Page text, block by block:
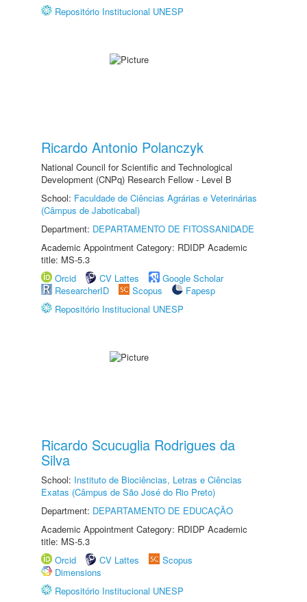
Repositório Institucional UNESP
Ricardo Antonio Polanczyk
National Council for Scientific and Technological
Development (CNPq) Research Fellow - Level B
School: Faculdade de Ciências Agrárias e Veterinárias
(Câmpus de Jaboticabal)
Department: DEPARTAMENTO DE FITOSSANIDADE
Academic Appointment Category: RDIDP Academic
title: MS-5.3
Orcid
CV Lattes
Google Scholar
ResearcherID
Scopus
Fapesp
Repositório Institucional UNESP
Ricardo Scucuglia Rodrigues da
Silva
School: Instituto de Biociências, Letras e Ciências
Exatas (Câmpus de São José do Rio Preto)
Department: DEPARTAMENTO DE EDUCAÇÃO
Academic Appointment Category: RDIDP Academic
title: MS-5.3
Orcid
CV Lattes
Scopus
Dimensions
Repositório Institucional UNESP